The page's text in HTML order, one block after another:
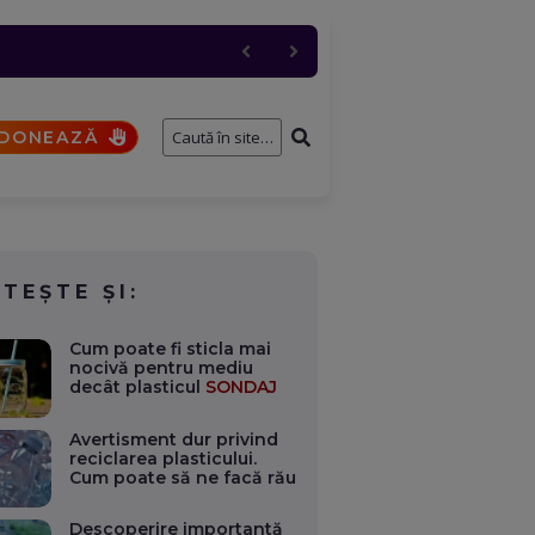
anulări masive
a fost restricționat
industriali, dacă e
ȘI:
Cum poate fi sticla mai
nocivă pentru mediu
decât plasticul SONDAJ
Avertisment dur privind
reciclarea plasticului.
Cum poate să ne facă rău
Descoperire importantă